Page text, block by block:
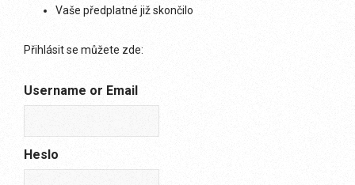
Vaše předplatné již skončilo
Přihlásit se můžete zde:
Username or Email
Heslo